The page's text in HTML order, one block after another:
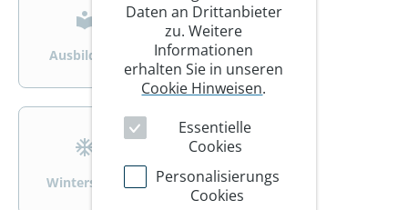
Ausbildung Bergsteigen
>
Wintersport Wandern/Trekking
Daten an Drittanbieter
zu. Weitere
Informationen
erhalten Sie in unseren
Cookie Hinweisen.
Essentielle
Cookies
Personalisierungs
Cookies